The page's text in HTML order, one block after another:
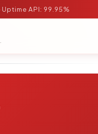
·Uptime API: 99.95%
DETIK.